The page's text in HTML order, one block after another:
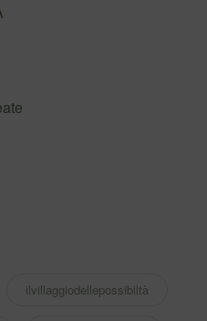
ilvillaggiodellepossibiltà